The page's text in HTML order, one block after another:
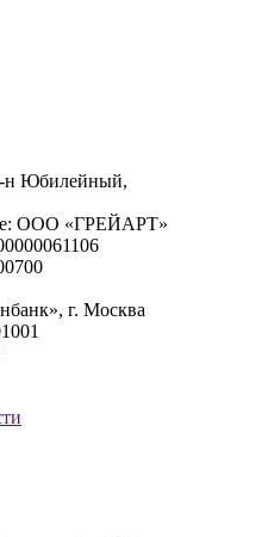
н Юбилейный,
ООО «ГРЕЙАРТ»
г. Москва